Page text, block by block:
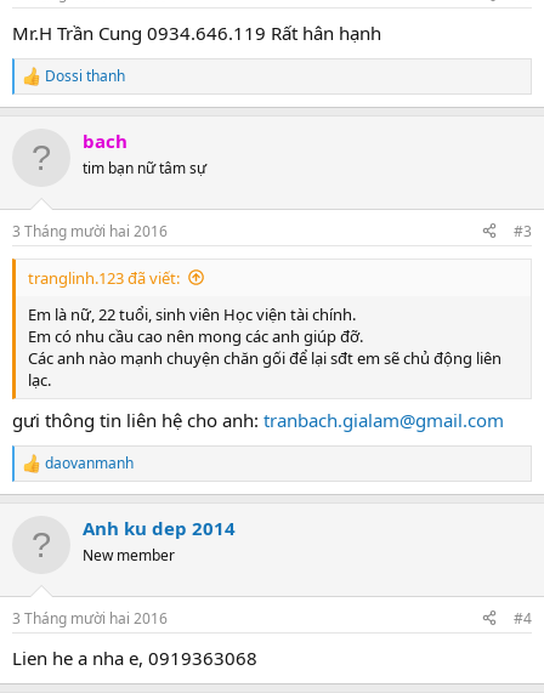
Mr.H Trần Cung 0934.646.119 Rất hân hạnh
R
e
s
:
Dossi thanh
bach
tim bạn nữ tâm sự
3 Tháng mười hai 2016 #3
tranglinh.123 đã viết:
Em là nữ, 22 tuổi, sinh viên Học viện tài chính.
Em có nhu cầu cao nên mong các anh giúp đỡ.
Các anh nào mạnh chuyện chăn gối để lại sđt em sẽ chủ động liên
lạc.
gưi thông tin liên hệ cho anh: tranbach.gialam@gmail.com
R
e
s
daovanmanh
Anh ku dep 2014
New member
3 Tháng mười hai 2016 #4
Lien he a nha e, 0919363068